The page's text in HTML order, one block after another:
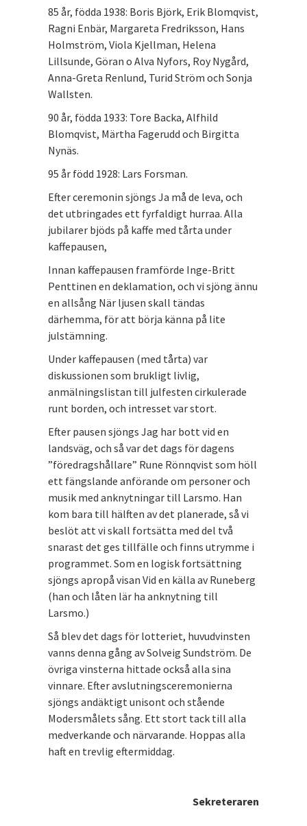
85 år, födda 1938: Boris Björk, Erik Blomqvist,
Ragni Enbär, Margareta Fredriksson, Hans
Holmström, Viola Kjellman, Helena
Lillsunde, Göran o Alva Nyfors, Roy Nygård,
Anna-Greta Renlund, Turid Ström och Sonja
Wallsten.
90 år, födda 1933: Tore Backa, Alfhild
Blomqvist, Märtha Fagerudd och Birgitta
Nynäs.
95 år född 1928: Lars Forsman.
Efter ceremonin sjöngs Ja må de leva, och
det utbringades ett fyrfaldigt hurraa. Alla
jubilarer bjöds på kaffe med tårta under
kaffepausen,
Innan kaffepausen framförde Inge-Britt
Penttinen en deklamation, och vi sjöng ännu
en allsång När ljusen skall tändas
därhemma, för att börja känna på lite
julstämning.
Under kaffepausen (med tårta) var
diskussionen som brukligt livlig,
anmälningslistan till julfesten cirkulerade
runt borden, och intresset var stort.
Efter pausen sjöngs Jag har bott vid en
landsväg, och så var det dags för dagens
”föredragshållare” Rune Rönnqvist som höll
ett fängslande anförande om personer och
musik med anknytningar till Larsmo. Han
kom bara till hälften av det planerade, så vi
beslöt att vi skall fortsätta med del två
snarast det ges tillfälle och finns utrymme i
programmet. Som en logisk fortsättning
sjöngs apropå visan Vid en källa av Runeberg
(han och låten lär ha anknytning till
Larsmo.)
Så blev det dags för lotteriet, huvudvinsten
vanns denna gång av Solveig Sundström. De
övriga vinsterna hittade också alla sina
vinnare. Efter avslutningsceremonierna
sjöngs andäktigt unisont och stående
Modersmålets sång. Ett stort tack till alla
medverkande och närvarande. Hoppas alla
haft en trevlig eftermiddag.
Sekreteraren